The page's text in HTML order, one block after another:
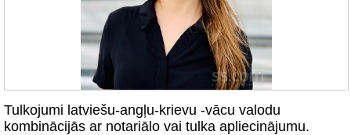
Tulkojumi latviešu-angļu-krievu -vācu valodu
kombinācijās ar notariālo vai tulka apliecinājumu.